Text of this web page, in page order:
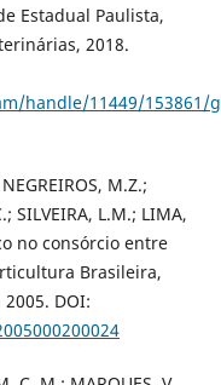
Estadual Paulista,
2018.
handle/11449/153861/
M.Z.;
SILVEIRA, L.M.; LIMA,
no consórcio entre
Brasileira,
DOI: